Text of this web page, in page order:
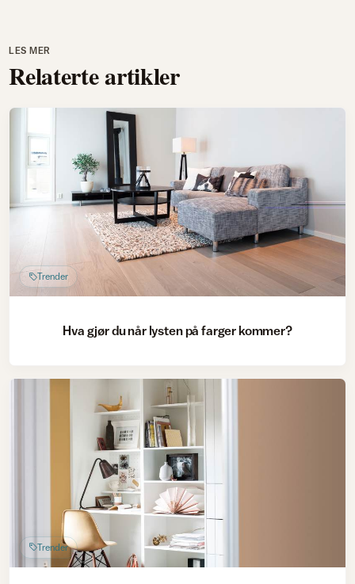
LES MER
Relaterte artikler
Trender
Hva gjør du når lysten på farger kommer?
Trender